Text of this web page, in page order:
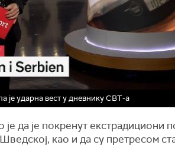
ударна вест у дневнику СВТ-а
да је покренут екстрадициони
као и да су претресом